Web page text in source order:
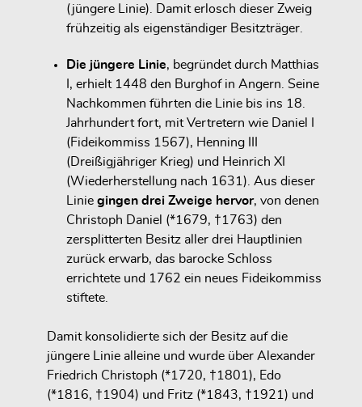
(jüngere Linie). Damit erlosch dieser Zweig
frühzeitig als eigenständiger Besitzträger.
Die jüngere Linie, begründet durch Matthias
I, erhielt 1448 den Burghof in Angern. Seine
Nachkommen führten die Linie bis ins 18.
Jahrhundert fort, mit Vertretern wie Daniel I
(Fideikommiss 1567), Henning III
(Dreißigjähriger Krieg) und Heinrich XI
(Wiederherstellung nach 1631). Aus dieser
Linie gingen drei Zweige hervor, von denen
Christoph Daniel (*1679, †1763) den
zersplitterten Besitz aller drei Hauptlinien
zurück erwarb, das barocke Schloss
errichtete und 1762 ein neues Fideikommiss
stiftete.
Damit konsolidierte sich der Besitz auf die
jüngere Linie alleine und wurde über Alexander
Friedrich Christoph (*1720, †1801), Edo
(*1816, †1904) und Fritz (*1843, †1921) und